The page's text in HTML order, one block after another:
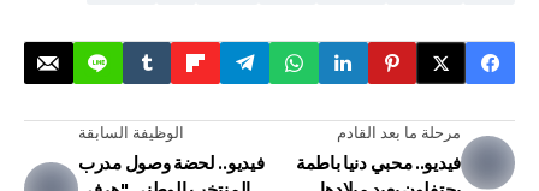
الوظيفة السابقة
فيديو.. لحضة وصول مدرب
ما بعد القادم
محبي دنيا باطمة